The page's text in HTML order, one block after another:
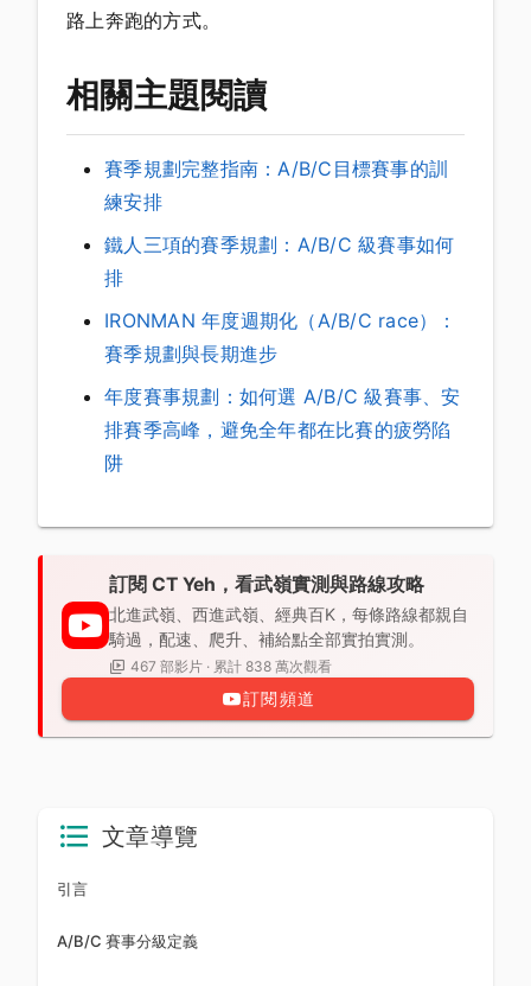
路上奔跑的方式。
相關主題閱讀
賽季規劃完整指南：A/B/C目標賽事的訓
練安排
鐵人三項的賽季規劃：A/B/C 級賽事如何
排
IRONMAN 年度週期化（A/B/C race）：
賽季規劃與長期進步
年度賽事規劃：如何選 A/B/C 級賽事、安
排賽季高峰，避免全年都在比賽的疲勞陷
阱
訂閱 CT Yeh，看武嶺實測與路線攻略
北進武嶺、西進武嶺、經典百K，每條路線都親自
騎過，配速、爬升、補給點全部實拍實測。
467 部影片 · 累計 838 萬次觀看
訂閱頻道
文章導覽
引言
A/B/C 賽事分級定義